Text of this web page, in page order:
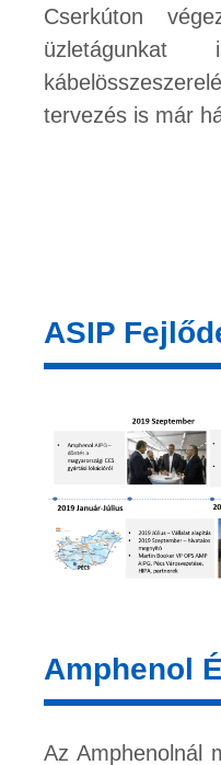
Cserkúton
tervezés is már
ASIP
Amphenol
Az Amphenolnál